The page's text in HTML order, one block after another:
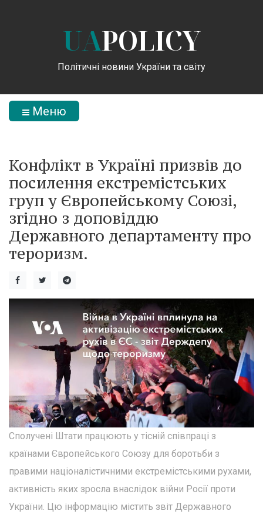
UAPOLICY
Політичні новини України та світу
Меню
Конфлікт в Україні призвів до
посилення екстремістських
груп у Європейському Союзі,
згідно з доповіддю
Державного департаменту про
тероризм.
Сполучені Штати працюють у тісній співпраці з
країнами Європейського Союзу для боротьби з
правими націоналістичними екстремістськими рухами,
активність яких зросла внаслідок війни Росії проти
України. Цю інформацію містить звіт Державного